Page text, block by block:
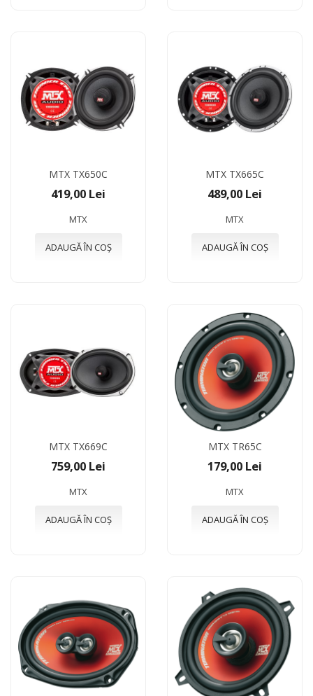
MTX TX650C
419,00 Lei
MTX
ADAUGĂ ÎN COȘ
MTX TX665C
489,00 Lei
MTX
ADAUGĂ ÎN COȘ
MTX TX669C
759,00 Lei
MTX
ADAUGĂ ÎN COȘ
MTX TR65C
179,00 Lei
MTX
ADAUGĂ ÎN COȘ